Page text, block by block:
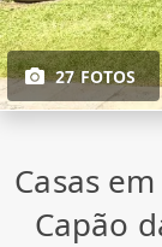
27 FOTOS
Casas
Capão